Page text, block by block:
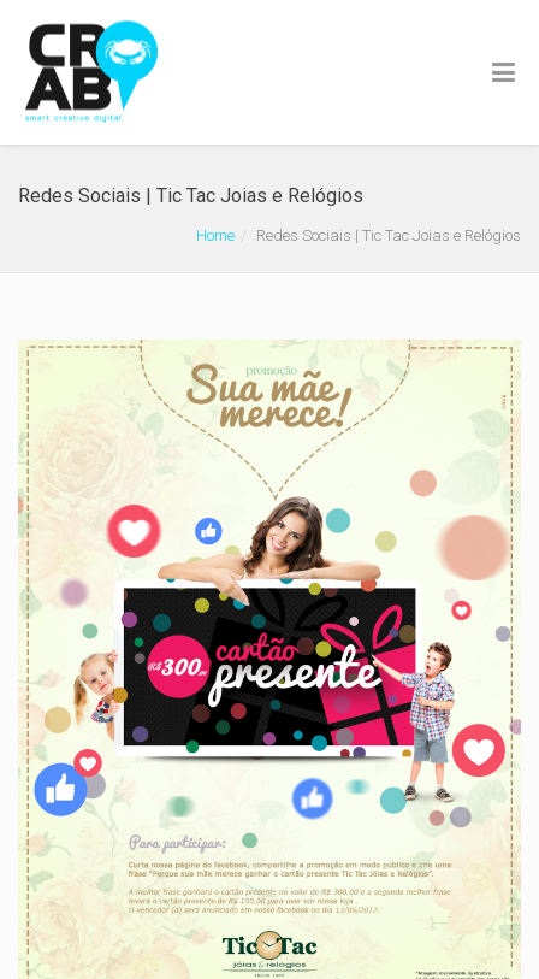
Redes Sociais | Tic Tac Joias e Relógios
Home Redes Sociais | Tic Tac Joias e Relógios